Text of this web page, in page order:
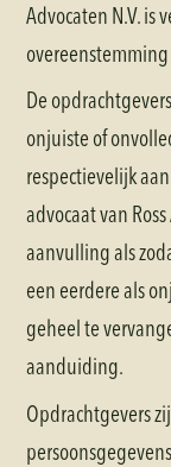
Advocaten N.V. is
overeenstemming
De
onjuiste of
respectievelijk
advocaat van
aanvulling als
een eerdere als
geheel te
aanduiding.
Opdrachtgevers